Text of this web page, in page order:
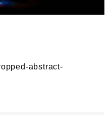
abstract-